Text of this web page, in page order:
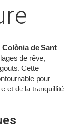
Colònia de Sant
de rêve,
Cette
pour
et de la tranquillité